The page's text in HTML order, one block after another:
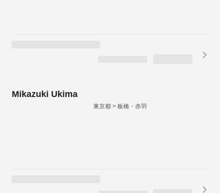
Mikazuki Ukima
東京都 > 板橋・赤羽